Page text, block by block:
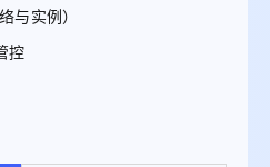
与实例）
控